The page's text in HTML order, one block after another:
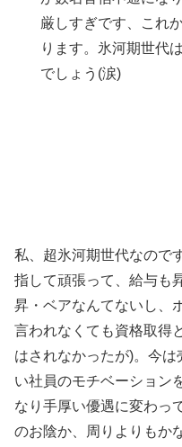
厳しすぎです、これ
ります。氷河期世代
でしょう(涙)
私、超氷河期世代なので
指して頑張って、給与も
昇・ベアなんてないし、
言われなくても資格取得
はされなかったが)。今
い社員のモチベーション
なり手厚い優遇に変わっ
のお陰か、周りよりもか